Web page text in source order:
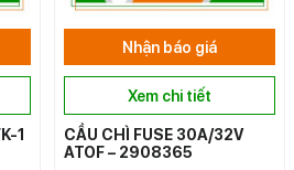
1
Nhận báo giá
Xem chi tiết
CẦU CHÌ FUSE 30A/32V
ATOF – 2908365